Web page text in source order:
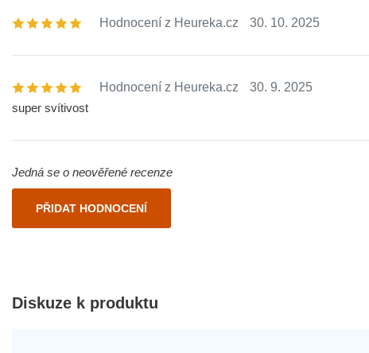
Hodnocení z Heureka.cz 30. 10. 2025
Hodnocení z Heureka.cz
30. 9. 2025
super svítivost
Jedná se o neověřené recenze
PŘIDAT HODNOCENÍ
Diskuze k produktu